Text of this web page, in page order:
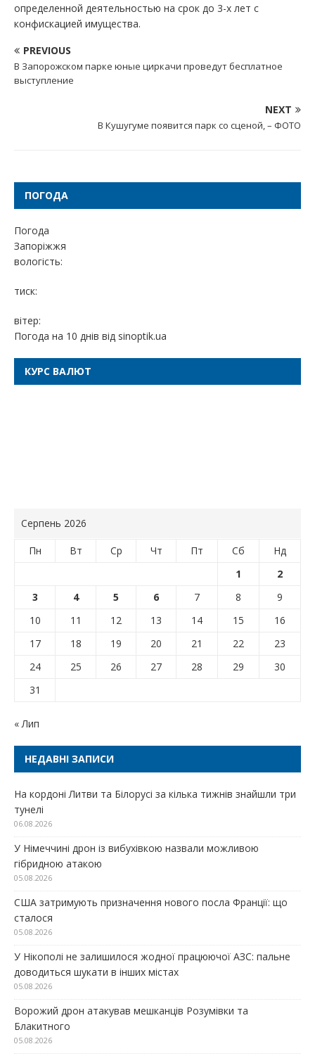
определенной деятельностью на срок до 3-х лет с
конфискацией имущества.
PREVIOUS
В Запорожском парке юные циркачи проведут бесплатное
выступление
NEXT
В Кушугуме появится парк со сценой, – ФОТО
ПОГОДА
Погода
Запоріжжя
вологість:
тиск:
вітер:
Погода на 10 днів від sinoptik.ua
КУРС ВАЛЮТ
Серпень 2026
Пн Вт Ср Чт Пт Сб
Нд
1
2
3
4 5 6 7 8
9
10
11 12 13 14 15
16
17
18 19 20 21 22
23
24
25 26 27 28 29
30
31
« Лип
НЕДАВНІ ЗАПИСИ
На кордоні Литви та Білорусі за кілька тижнів знайшли три
тунелі
06.08.2026
У Німеччині дрон із вибухівкою назвали можливою
гібридною атакою
05.08.2026
США затримують призначення нового посла Франції: що
сталося
05.08.2026
У Нікополі не залишилося жодної працюючої АЗС: пальне
доводиться шукати в інших містах
05.08.2026
Ворожий дрон атакував мешканців Розумівки та
Блакитного
05.08.2026